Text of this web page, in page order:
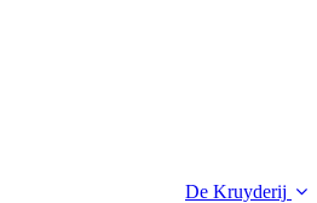
De Kruyderij